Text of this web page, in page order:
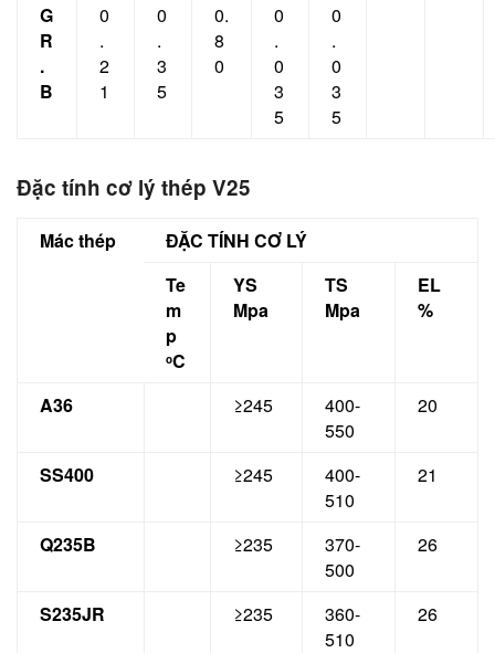
G
R
.
B
0
.
2
1
0
.
3
5
0.
8
0
0
.
0
3
5
0
.
0
3
5
Đặc tính cơ lý thép V25
Mác thép
ĐẶC TÍNH CƠ LÝ
Te
m
p
oC
YS
Mpa
TS
Mpa
EL
%
A36 ≥245
400-
550
20
SS400 ≥245
400-
510
21
Q235B ≥235
370-
500
26
S235JR ≥235
360-
510
26